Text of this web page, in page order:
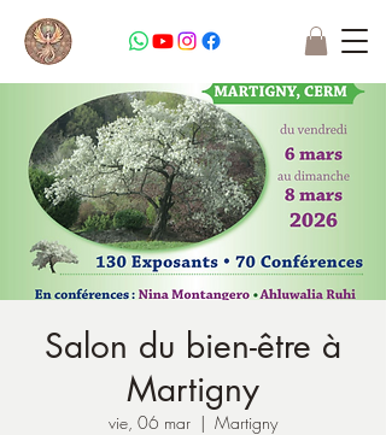
Salon du bien-être à
Martigny
vie, 06 mar
  |
Martigny